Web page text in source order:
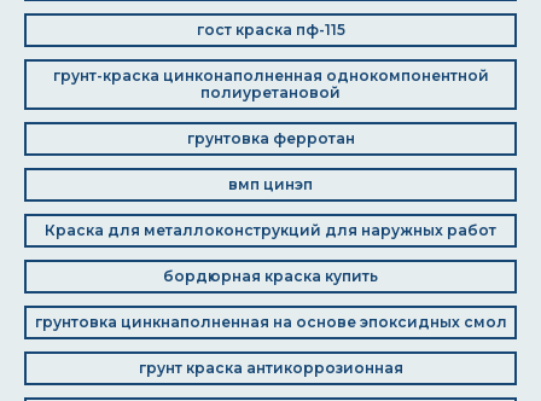
гост краска пф-115
грунт-краска цинконаполненная однокомпонентной
полиуретановой
грунтовка ферротан
вмп цинэп
Краска для металлоконструкций для наружных работ
бордюрная краска купить
грунтовка цинкнаполненная на основе эпоксидных смол
грунт краска антикоррозионная